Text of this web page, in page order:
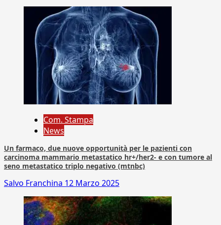
Com. Stampa
News
Un farmaco, due nuove opportunità per le pazienti con
carcinoma mammario metastatico hr+/her2- e con tumore al
seno metastatico triplo negativo (mtnbc)
Salvo Franchina 12 Marzo 2025